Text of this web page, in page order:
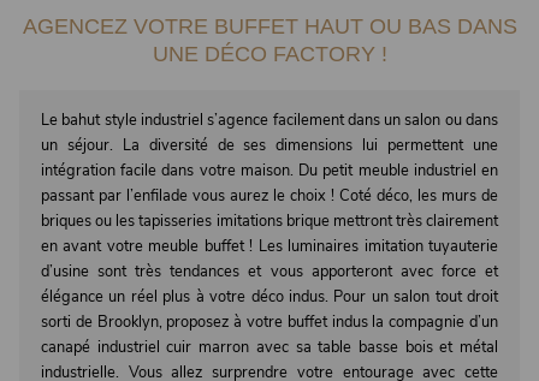
AGENCEZ VOTRE BUFFET HAUT OU BAS DANS
UNE DÉCO FACTORY !
Le bahut style industriel s’agence facilement dans un salon ou dans
un séjour. La diversité de ses dimensions lui permettent une
intégration facile dans votre maison. Du petit meuble industriel en
passant par l’enfilade vous aurez le choix ! Coté déco, les murs de
briques ou les tapisseries imitations brique mettront très clairement
en avant votre meuble buffet ! Les luminaires imitation tuyauterie
d’usine sont très tendances et vous apporteront avec force et
élégance un réel plus à votre déco indus. Pour un salon tout droit
sorti de Brooklyn, proposez à votre buffet indus la compagnie d’un
canapé industriel cuir marron avec sa table basse bois et métal
industrielle. Vous allez surprendre votre entourage avec cette